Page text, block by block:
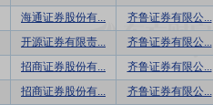
海通证券股份有... 齐鲁证券有限公...
开源证券有限责... 齐鲁证券有限公...
招商证券股份有... 齐鲁证券有限公...
招商证券股份有... 齐鲁证券有限公...